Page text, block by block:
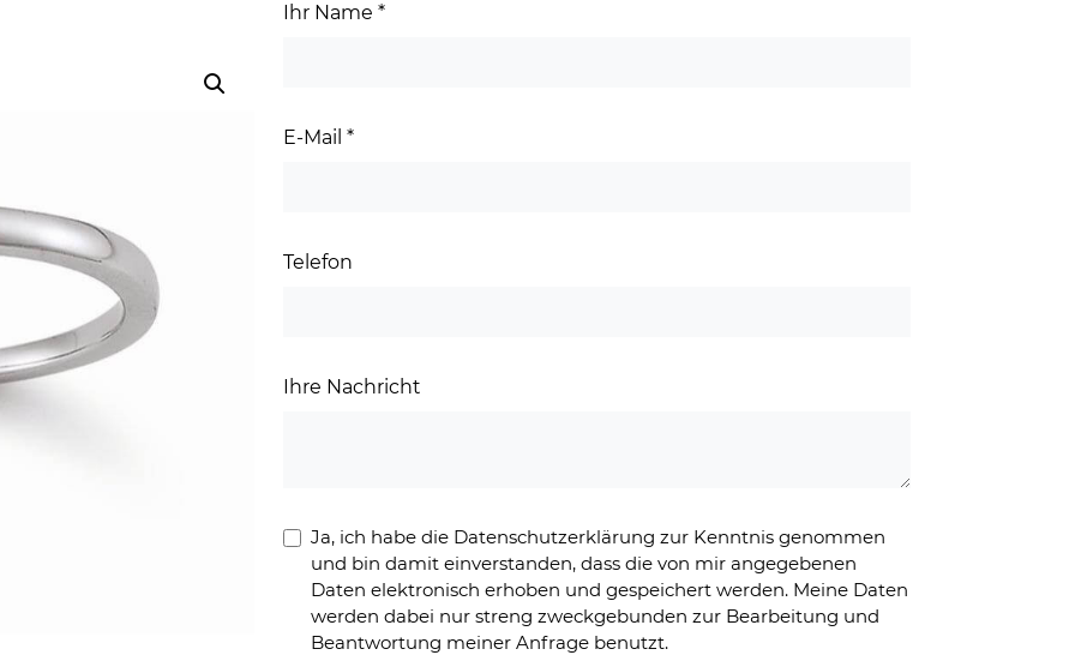
Ihr Name *
E-Mail *
Telefon
Ihre Nachricht
Ja, ich habe die Datenschutzerklärung zur Kenntnis genommen
und bin damit einverstanden, dass die von mir angegebenen
Daten elektronisch erhoben und gespeichert werden. Meine Daten
werden dabei nur streng zweckgebunden zur Bearbeitung und
Beantwortung meiner Anfrage benutzt.